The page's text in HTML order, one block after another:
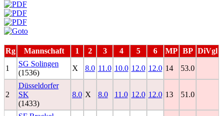
Rg Mannschaft 1 2 3 4 5 6 MP BP DiVgl
1
SG Solingen
(1536)
X 8.0 11.0 10.0 12.0 12.0 14 53.0
2
Düsseldorfer
SK
(1433)
8.0 X 8.0 11.0 12.0 12.0 13 51.0